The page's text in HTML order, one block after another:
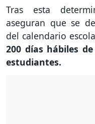
Tras esta
aseguran que se
del calendario
200 días hábiles
estudiantes.